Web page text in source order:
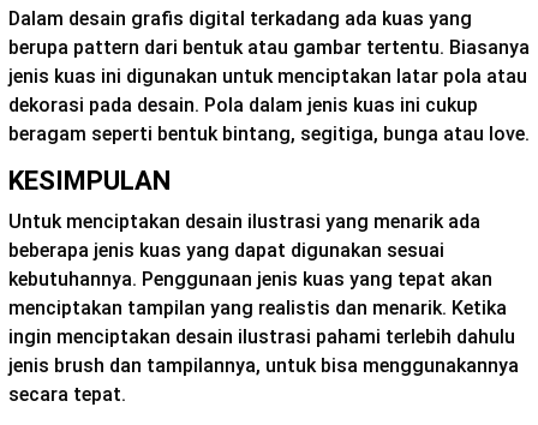
Dalam desain grafis digital terkadang ada kuas yang
berupa pattern dari bentuk atau gambar tertentu. Biasanya
jenis kuas ini digunakan untuk menciptakan latar pola atau
dekorasi pada desain. Pola dalam jenis kuas ini cukup
beragam seperti bentuk bintang, segitiga, bunga atau love.
KESIMPULAN
Untuk menciptakan desain ilustrasi yang menarik ada
beberapa jenis kuas yang dapat digunakan sesuai
kebutuhannya. Penggunaan jenis kuas yang tepat akan
menciptakan tampilan yang realistis dan menarik. Ketika
ingin menciptakan desain ilustrasi pahami terlebih dahulu
jenis brush dan tampilannya, untuk bisa menggunakannya
secara tepat.